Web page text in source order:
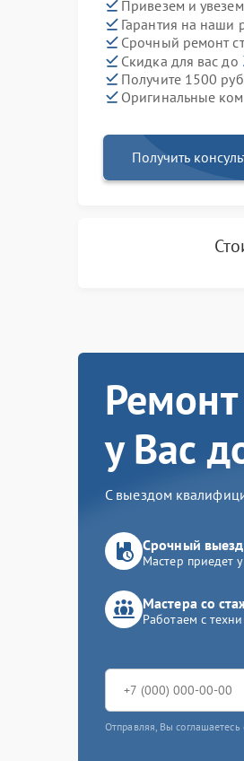
Привезем и
Гарантия на наши
Срочный ремонт
Скидка для вас до
Получите 1500
Оригинальные
Получить
у Вас
С выездом
Срочный выезд
Мастер приедет
Мастера со
Работаем с
Отправляя, Вы